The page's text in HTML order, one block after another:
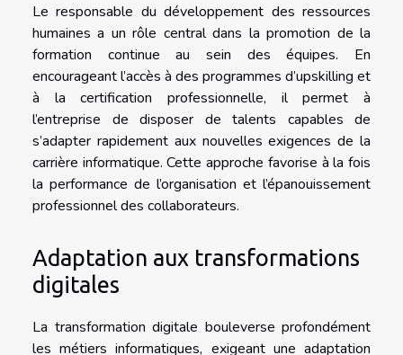
Le responsable du développement des ressources
humaines a un rôle central dans la promotion de la
formation continue au sein des équipes. En
encourageant l’accès à des programmes d’upskilling et
à la certification professionnelle, il permet à
l’entreprise de disposer de talents capables de
s’adapter rapidement aux nouvelles exigences de la
carrière informatique. Cette approche favorise à la fois
la performance de l’organisation et l’épanouissement
professionnel des collaborateurs.
Adaptation aux transformations
digitales
La transformation digitale bouleverse profondément
les métiers informatiques, exigeant une adaptation